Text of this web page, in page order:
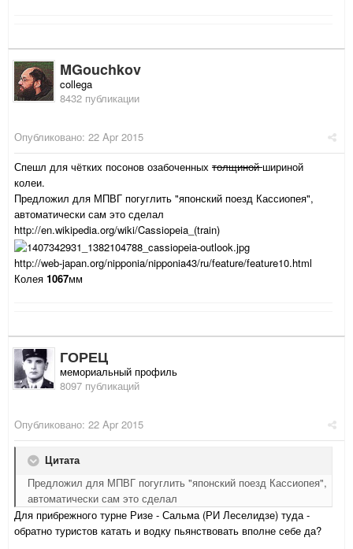
MGouchkov
collega
8432 публикации
Опубликовано: 22 Apr 2015
Спешл для чётких посонов озабоченных толщинойшириной
колеи.
Предложил для МПВГ погуглить "японский поезд Кассиопея",
автоматически сам это сделал
http://en.wikipedia.org/wiki/Cassiopeia_(train)
http://web-japan.org/nipponia/nipponia43/ru/feature/feature10.html
Колея 1067мм
ГОРЕЦ
мемориальный профиль
8097 публикаций
Опубликовано: 22 Apr 2015
Цитата
Предложил для МПВГ погуглить "японский поезд Кассиопея",
автоматически сам это сделал
Для прибрежного турне Ризе - Сальма (РИ Леселидзе) туда -
обратно туристов катать и водку пьянствовать вполне себе да?